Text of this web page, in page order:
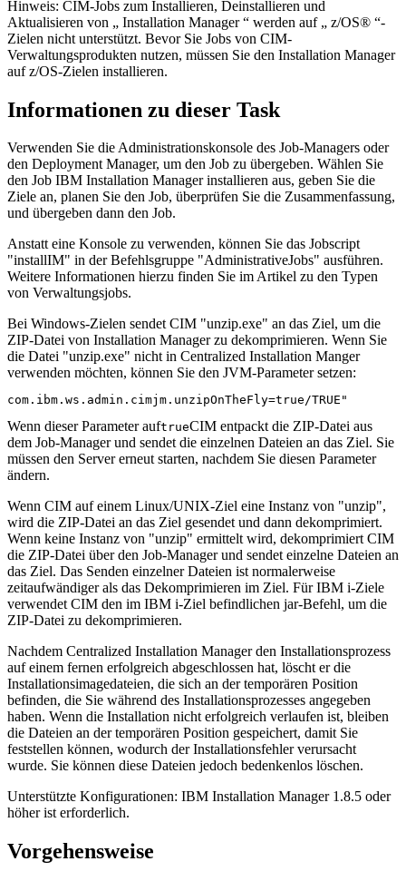
Hinweis: CIM-Jobs zum Installieren, Deinstallieren und
Aktualisieren von „ Installation Manager “ werden auf „ z/OS® “-
Zielen nicht unterstützt. Bevor Sie Jobs von CIM-
Verwaltungsprodukten nutzen, müssen Sie den Installation Manager
auf z/OS-Zielen installieren.
Informationen zu dieser Task
Verwenden Sie die Administrationskonsole des Job-Managers oder
den Deployment Manager, um den Job zu übergeben. Wählen Sie
den Job IBM Installation Manager installieren aus, geben Sie die
Ziele an, planen Sie den Job, überprüfen Sie die Zusammenfassung,
und übergeben dann den Job.
Anstatt eine Konsole zu verwenden, können Sie das Jobscript
"installIM" in der Befehlsgruppe "AdministrativeJobs" ausführen.
Weitere Informationen hierzu finden Sie im Artikel zu den Typen
von Verwaltungsjobs.
Bei Windows-Zielen sendet CIM "unzip.exe" an das Ziel, um die
ZIP-Datei von Installation Manager zu dekomprimieren. Wenn Sie
die Datei "unzip.exe" nicht in Centralized Installation Manger
verwenden möchten, können Sie den JVM-Parameter setzen:
com.ibm.ws.admin.cimjm.unzipOnTheFly=true/TRUE"
Wenn dieser Parameter auftrueCIM entpackt die ZIP-Datei aus
dem Job-Manager und sendet die einzelnen Dateien an das Ziel. Sie
müssen den Server erneut starten, nachdem Sie diesen Parameter
ändern.
Wenn CIM auf einem Linux/UNIX-Ziel eine Instanz von "unzip",
wird die ZIP-Datei an das Ziel gesendet und dann dekomprimiert.
Wenn keine Instanz von "unzip" ermittelt wird, dekomprimiert CIM
die ZIP-Datei über den Job-Manager und sendet einzelne Dateien an
das Ziel. Das Senden einzelner Dateien ist normalerweise
zeitaufwändiger als das Dekomprimieren im Ziel. Für IBM i-Ziele
verwendet CIM den im IBM i-Ziel befindlichen jar-Befehl, um die
ZIP-Datei zu dekomprimieren.
Nachdem Centralized Installation Manager den Installationsprozess
auf einem fernen erfolgreich abgeschlossen hat, löscht er die
Installationsimagedateien, die sich an der temporären Position
befinden, die Sie während des Installationsprozesses angegeben
haben. Wenn die Installation nicht erfolgreich verlaufen ist, bleiben
die Dateien an der temporären Position gespeichert, damit Sie
feststellen können, wodurch der Installationsfehler verursacht
wurde. Sie können diese Dateien jedoch bedenkenlos löschen.
Unterstützte Konfigurationen: IBM Installation Manager 1.8.5 oder
höher ist erforderlich.
Vorgehensweise